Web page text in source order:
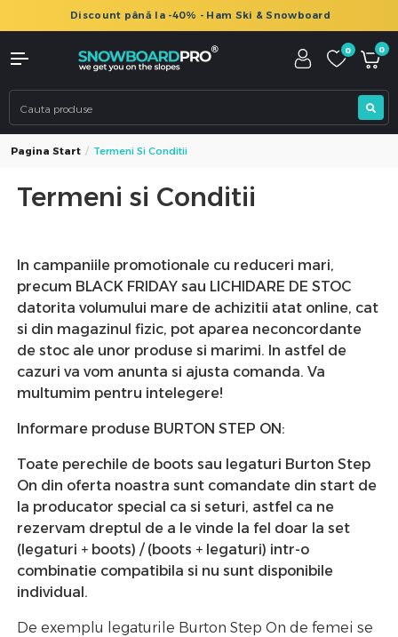
Discount până la -40% - Ham Ski & Snowboard
0 0
Pagina Start Termeni Si Conditii
Termeni si Conditii
In campaniile promotionale cu reduceri mari,
precum BLACK FRIDAY sau LICHIDARE DE STOC
datorita volumului mare de achizitii atat online, cat
si din magazinul fizic, pot aparea neconcordante
de stoc ale unor produse si marimi. In astfel de
cazuri va vom anunta si ajusta comanda. Va
multumim pentru intelegere!
Informare produse BURTON STEP ON:
Toate perechile de boots sau legaturi Burton Step
On din oferta noastra sunt comandate din start de
la producator special ca si seturi, astfel ca ne
rezervam dreptul de a le vinde la fel doar la set
(legaturi + boots) / (boots + legaturi) intr-o
combinatie compatibila si nu sunt disponibile
individual.
De exemplu legaturile Burton Step On de femei se